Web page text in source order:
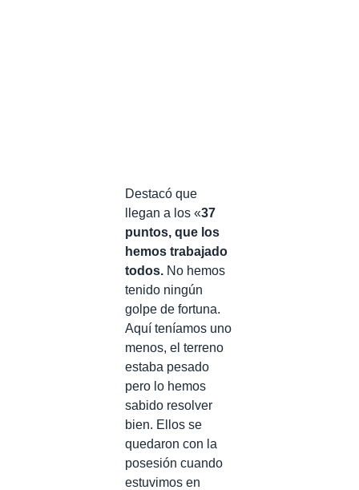
Destacó que
llegan a los «37
puntos, que los
hemos trabajado
todos. No hemos
tenido ningún
golpe de fortuna.
Aquí teníamos uno
menos, el terreno
estaba pesado
pero lo hemos
sabido resolver
bien. Ellos se
quedaron con la
posesión cuando
estuvimos en